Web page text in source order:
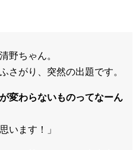
野ちゃん。
さがり、突然の出題です。
変わらないものってなーん
います！」